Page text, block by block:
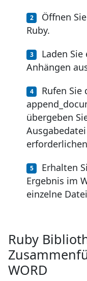
Öffnen
Ruby.
Laden
Anhängen
Rufen Sie
übergeben
Erhalten
Ergebnis im
einzelne
Ruby
WORD